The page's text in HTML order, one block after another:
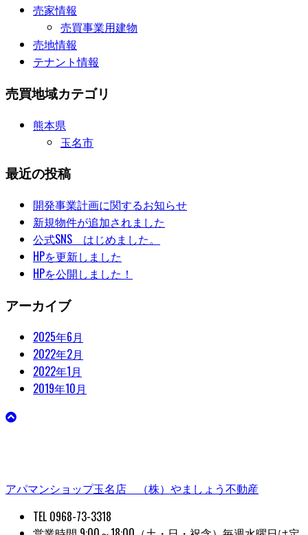
売家情報
売買事業用建物
売地情報
テナント情報
売買地域カテゴリ
熊本県
玉名市
最近の投稿
開発事業計画に関するお知らせ
新規物件が追加されました
公式SNS はじめました。
HPを更新しました
HPを公開しました！
アーカイブ
2025年6月
2022年2月
2022年1月
2019年10月
アパマンショップ玉名店 （株）やましょう不動産
TEL 0968-73-3318